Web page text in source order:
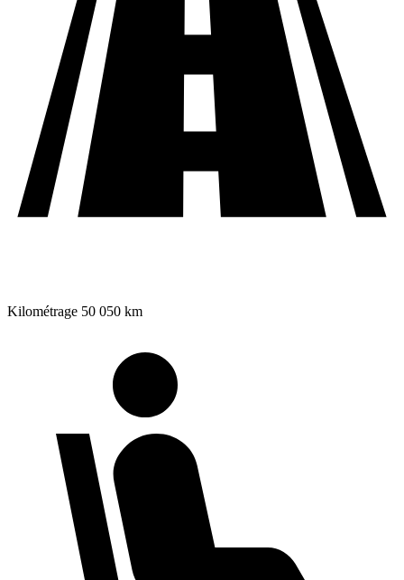
Kilométrage 50 050 km